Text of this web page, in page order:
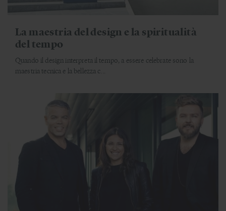
La maestria del design e la spiritualità
del tempo
Quando il design interpreta il tempo, a essere celebrate sono la
maestria tecnica e la bellezza c...